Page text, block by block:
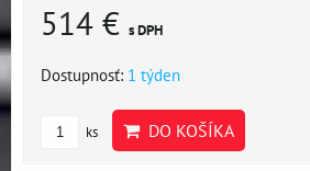
514 € s DPH
Dostupnosť: 1 týden
ks DO KOŠÍKA